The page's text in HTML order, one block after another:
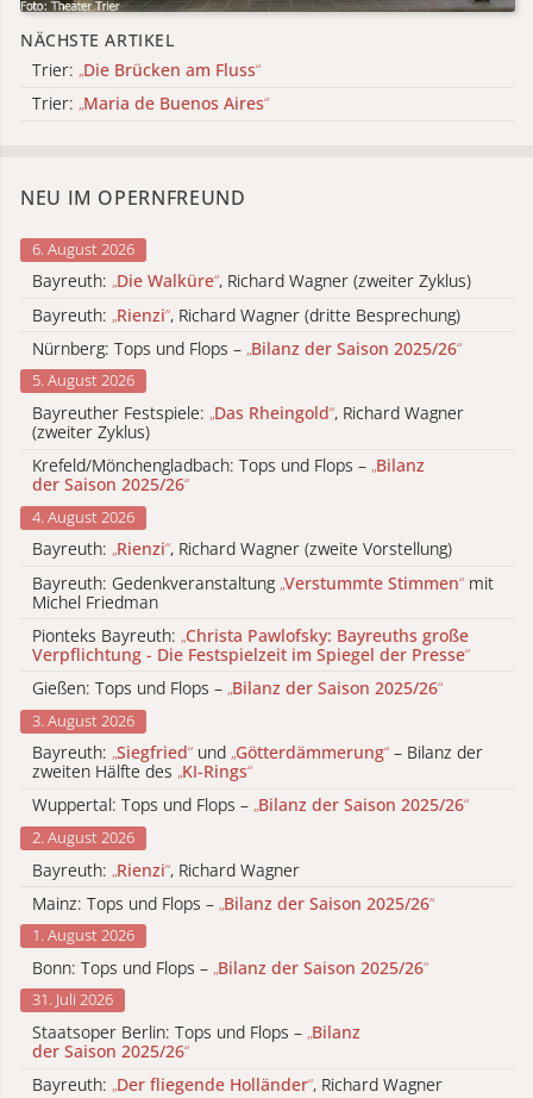
NÄCHSTE ARTIKEL
Trier: „Die Brücken am Fluss“
Trier: „Maria de Buenos Aires“
NEU IM OPERNFREUND
6. August 2026
Bayreuth: „Die Walküre“, Richard Wagner (zweiter Zyklus)
Bayreuth: „Rienzi“, Richard Wagner (dritte Besprechung)
Nürnberg: Tops und Flops – „Bilanz der Saison 2025/26“
5. August 2026
Bayreuther Festspiele: „Das Rheingold“, Richard Wagner
(zweiter Zyklus)
Krefeld/Mönchengladbach: Tops und Flops – „Bilanz
der Saison 2025/26“
4. August 2026
Bayreuth: „Rienzi“, Richard Wagner (zweite Vorstellung)
Bayreuth: Gedenkveranstaltung „Verstummte Stimmen“ mit
Michel Friedman
Pionteks Bayreuth: „Christa Pawlofsky: Bayreuths große
Verpflichtung - Die Festspielzeit im Spiegel der Presse“
Gießen: Tops und Flops – „Bilanz der Saison 2025/26“
3. August 2026
Bayreuth: „Siegfried“ und „Götterdämmerung“ – Bilanz der
zweiten Hälfte des „KI-Rings“
Wuppertal: Tops und Flops – „Bilanz der Saison 2025/26“
2. August 2026
Bayreuth: „Rienzi“, Richard Wagner
Mainz: Tops und Flops – „Bilanz der Saison 2025/26“
1. August 2026
Bonn: Tops und Flops – „Bilanz der Saison 2025/26“
31. Juli 2026
Staatsoper Berlin: Tops und Flops – „Bilanz
der Saison 2025/26“
Bayreuth: „Der fliegende Holländer“, Richard Wagner